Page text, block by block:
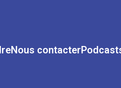
Nous contacter